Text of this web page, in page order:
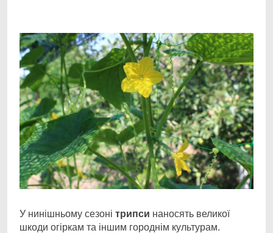
Link
У нинішньому сезоні трипси наносять великої
шкоди огіркам та іншим городнім культурам.